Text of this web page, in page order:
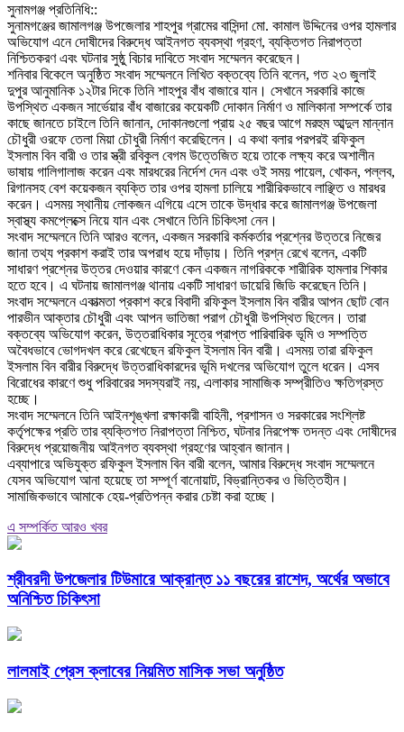
‎সুনামগঞ্জ প্রতিনিধি::
‎সুনামগঞ্জের জামালগঞ্জ উপজেলার শাহপুর গ্রামের বাসিন্দা মো. কামাল উদ্দিনের ওপর হামলার
অভিযোগ এনে দোষীদের বিরুদ্ধে আইনগত ব্যবস্থা গ্রহণ, ব্যক্তিগত নিরাপত্তা
নিশ্চিতকরণ এবং ঘটনার সুষ্ঠু বিচার দাবিতে সংবাদ সম্মেলন করেছেন।
‎শনিবার বিকেলে অনুষ্ঠিত সংবাদ সম্মেলনে লিখিত বক্তব্যে তিনি বলেন, গত ২৩ জুলাই
দুপুর আনুমানিক ১২টার দিকে তিনি শাহপুর বাঁধ বাজারে যান। সেখানে সরকারি কাজে
উপস্থিত একজন সার্ভেয়ার বাঁধ বাজারের কয়েকটি দোকান নির্মাণ ও মালিকানা সম্পর্কে তার
কাছে জানতে চাইলে তিনি জানান, দোকানগুলো প্রায় ২৫ বছর আগে মরহুম আব্দুল মান্নান
চৌধুরী ওরফে তেলা মিয়া চৌধুরী নির্মাণ করেছিলেন। এ কথা বলার পরপরই রফিকুল
ইসলাম বিন বারী ও তার স্ত্রী রবিকুল বেগম উত্তেজিত হয়ে তাকে লক্ষ্য করে অশালীন
ভাষায় গালিগালাজ করেন এবং মারধরের নির্দেশ দেন এবং ওই সময় পায়েল, খোকন, পল্লব,
রিগানসহ বেশ কয়েকজন ব্যক্তি তার ওপর হামলা চালিয়ে শারীরিকভাবে লাঞ্ছিত ও মারধর
করেন। এসময় স্থানীয় লোকজন এগিয়ে এসে তাকে উদ্ধার করে জামালগঞ্জ উপজেলা
স্বাস্থ্য কমপ্লেক্সে নিয়ে যান এবং সেখানে তিনি চিকিৎসা নেন।
‎সংবাদ সম্মেলনে তিনি আরও বলেন, একজন সরকারি কর্মকর্তার প্রশ্নের উত্তরে নিজের
জানা তথ্য প্রকাশ করাই তার অপরাধ হয়ে দাঁড়ায়। তিনি প্রশ্ন রেখে বলেন, একটি
সাধারণ প্রশ্নের উত্তর দেওয়ার কারণে কেন একজন নাগরিককে শারীরিক হামলার শিকার
হতে হবে। এ ঘটনায় জামালগঞ্জ থানায় একটি সাধারণ ডায়েরি জিডি করেছেন তিনি।
‎সংবাদ সম্মেলনে একাত্মতা প্রকাশ করে বিবাদী রফিকুল ইসলাম বিন বারীর আপন ছোট বোন
পারভীন আক্তার চৌধুরী এবং আপন ভাতিজা পরাগ চৌধুরী উপস্থিত ছিলেন। তারা
বক্তব্যে অভিযোগ করেন, উত্তরাধিকার সূত্রে প্রাপ্ত পারিবারিক ভূমি ও সম্পত্তি
অবৈধভাবে ভোগদখল করে রেখেছেন রফিকুল ইসলাম বিন বারী। এসময় তারা রফিকুল
ইসলাম বিন বারীর বিরুদ্ধে উত্তরাধিকারদের ভূমি দখলের অভিযোগ তুলে ধরেন। এসব
বিরোধের কারণে শুধু পরিবারের সদস্যরাই নয়, এলাকার সামাজিক সম্প্রীতিও ক্ষতিগ্রস্ত
হচ্ছে।
‎সংবাদ সম্মেলনে তিনি আইনশৃঙ্খলা রক্ষাকারী বাহিনী, প্রশাসন ও সরকারের সংশ্লিষ্ট
কর্তৃপক্ষের প্রতি তার ব্যক্তিগত নিরাপত্তা নিশ্চিত, ঘটনার নিরপেক্ষ তদন্ত এবং দোষীদের
বিরুদ্ধে প্রয়োজনীয় আইনগত ব্যবস্থা গ্রহণের আহ্বান জানান।
‎এব্যাপারে অভিযুক্ত রফিকুল ইসলাম বিন বারী বলেন, আমার বিরুদ্ধে সংবাদ সম্মেলনে
যেসব অভিযোগ আনা হয়েছে তা সম্পূর্ণ বানোয়াট, বিভ্রান্তিকর ও ভিত্তিহীন।
সামাজিকভাবে আমাকে হেয়-প্রতিপন্ন করার চেষ্টা করা হচ্ছে।
এ সম্পর্কিত আরও খবর
শ্রীবরদী উপজেলার টিউমারে আক্রান্ত ১১ বছরের রাশেদ, অর্থের অভাবে
অনিশ্চিত চিকিৎসা
লালমাই প্রেস ক্লাবের নিয়মিত মাসিক সভা অনুষ্ঠিত